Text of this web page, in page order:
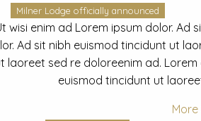
Milner Lodge officially announced
enim ad Lorem ipsum dolor.
Ad sit nibh euismod tincidunt ut
sed re doloreenim ad.
euismod tincidunt ut
More